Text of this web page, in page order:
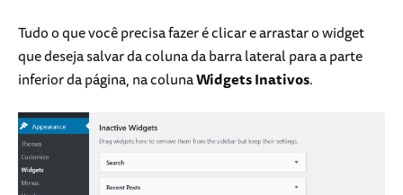
Tudo o que você precisa fazer é clicar e arrastar o widget
que deseja salvar da coluna da barra lateral para a parte
inferior da página, na colunaWidgets Inativos.